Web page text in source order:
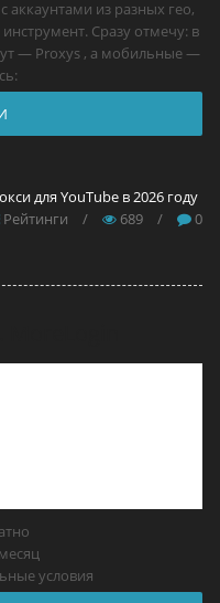
аккаунтами из разных гео,
Сразу отмечу: в
— Proxys , а мобильные —
для YouTube в 2026 году
Рейтинги / 689 / 0
условия